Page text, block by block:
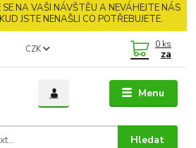
NA VAŠI NÁVŠTĚU A NEVÁHEJTE NÁS
JSTE NENAŠLI CO POTŘEBUJETE.
Menu
CZK
Hledat
0 ks
za